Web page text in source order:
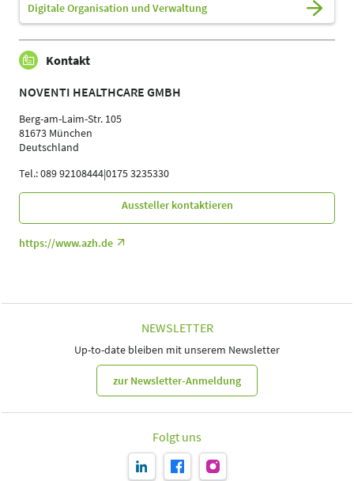
Digitale Organisation und Verwaltung
Kontakt
NOVENTI HEALTHCARE GMBH
Berg-am-Laim-Str. 105
81673 München
Deutschland
Tel.: 089 92108444|0175 3235330
Aussteller kontaktieren
https://www.azh.de
NEWSLETTER
Up-to-date bleiben mit unserem Newsletter
zur Newsletter-Anmeldung
Folgt uns